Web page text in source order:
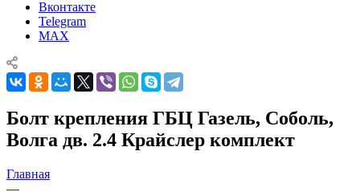
Вконтакте
Telegram
MAX
Болт крепления ГБЦ Газель, Соболь,
Волга дв. 2.4 Крайслер комплект
Главная
—